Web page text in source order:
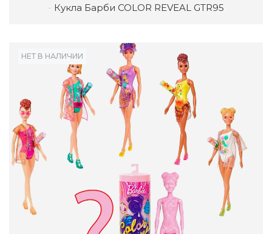
Кукла Барби COLOR REVEAL GTR95
НЕТ В НАЛИЧИИ